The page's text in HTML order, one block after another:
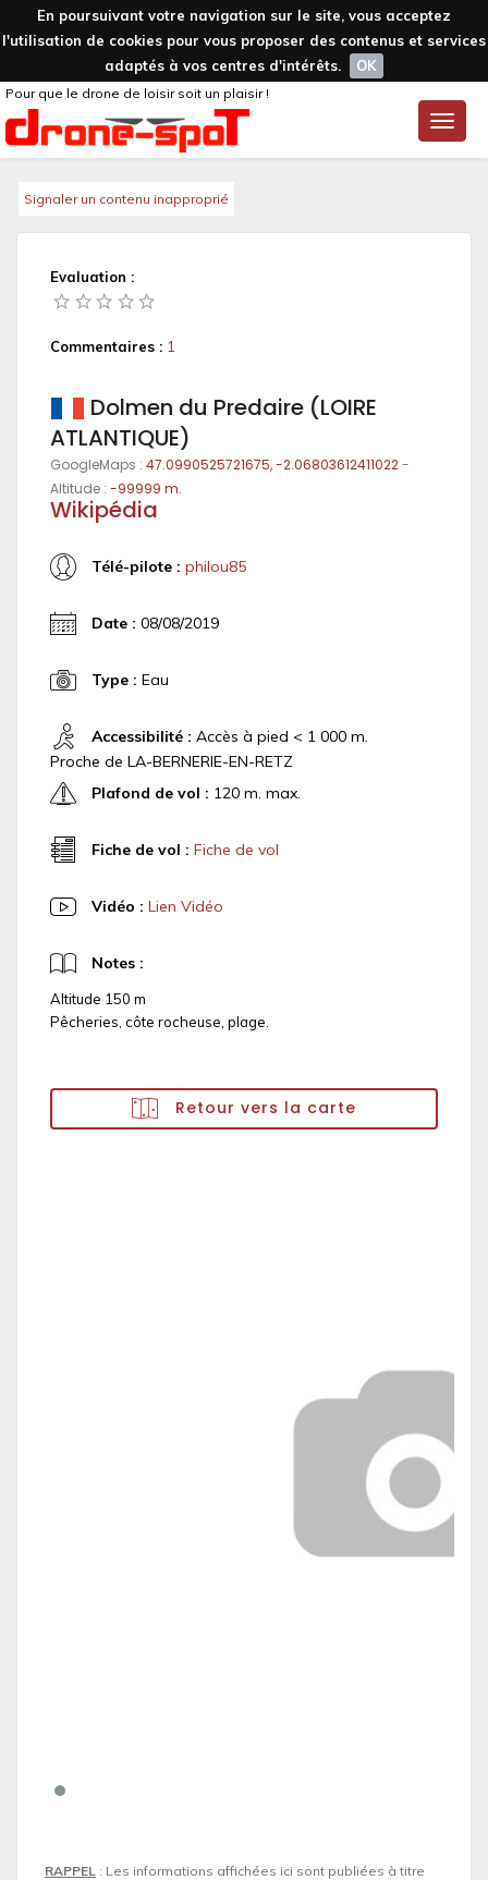
En poursuivant votre navigation sur le site, vous acceptez
l'utilisation de cookies pour vous proposer des contenus et services
adaptés à vos centres d'intérêts.
OK
Toggle
Pour que le drone de loisir soit un plaisir !
Signaler un contenu inapproprié
Evaluation :
Commentaires : 1
Dolmen du Predaire (LOIRE
ATLANTIQUE)
GoogleMaps : 47.0990525721675, -2.06803612411022-
Altitude : -99999 m.
Wikipédia
Télé-pilote : philou85
Date : 08/08/2019
Type : Eau
Accessibilité : Accès à pied < 1 000 m.
Proche de LA-BERNERIE-EN-RETZ
Plafond de vol : 120 m. max.
Fiche de vol : Fiche de vol
Vidéo : Lien Vidéo
Notes :
Altitude 150 m
Pêcheries, côte rocheuse, plage.
Retour vers la carte
RAPPEL : Les informations affichées ici sont publiées à titre